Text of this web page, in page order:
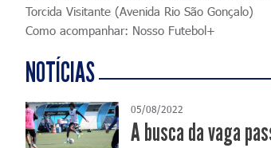
Torcida Visitante (Avenida Rio São Gonçalo)
Como acompanhar: Nosso Futebol+
NOTÍCIAS
05/08/2022
A busca da vaga